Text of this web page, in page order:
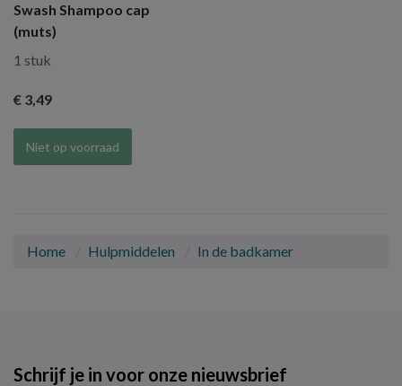
Swash Shampoo cap
(muts)
1 stuk
€ 3,49
Niet op voorraad
Home Hulpmiddelen In de badkamer
Schrijf je in voor onze nieuwsbrief